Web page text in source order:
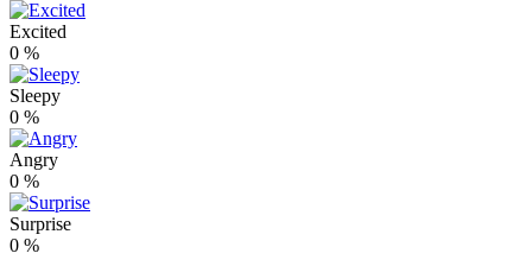
Excited
0 %
Sleepy
0 %
Angry
0 %
Surprise
0 %